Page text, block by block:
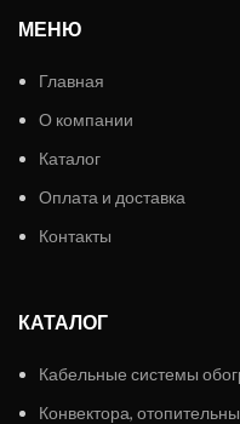
МЕНЮ
Главная
О компании
Каталог
Оплата и доставка
Контакты
КАТАЛОГ
Кабельные системы
Конвектора,